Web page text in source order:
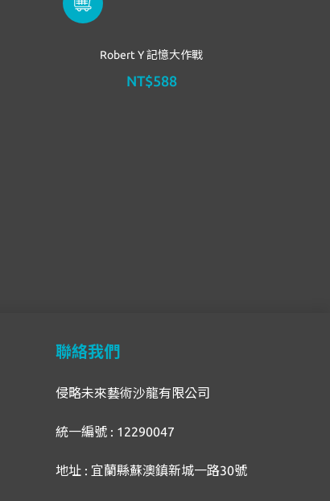
Robert Y 記憶大作戰
NT$588
聯絡我們
侵略未來藝術沙龍有限公司
統一編號 : 12290047
地址 : 宜蘭縣蘇澳鎮新城一路30號